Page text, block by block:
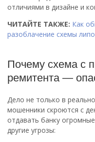
отличиями в дизайне и
ЧИТАЙТЕ ТАКЖЕ: Как
разоблачение схемы
Почему схема с
ремитента —
Дело не только в
мошенники скроются с
отдавать банку
другие угрозы: